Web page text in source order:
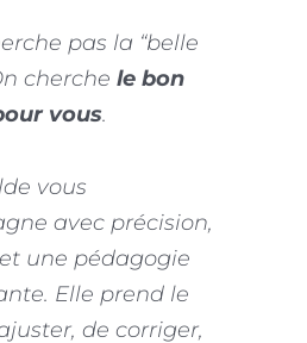
pas la “belle
cherche le bon
vous.
vous
avec précision,
une pédagogie
Elle prend le
de corriger,